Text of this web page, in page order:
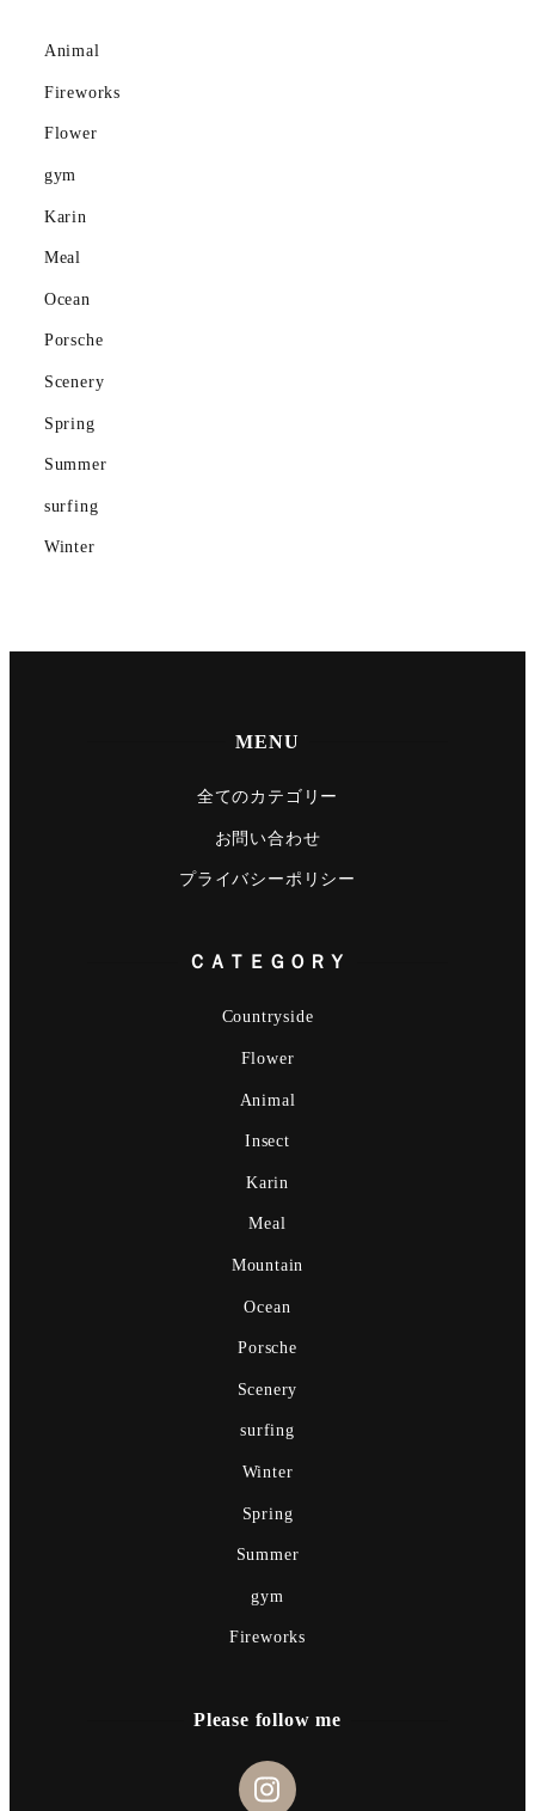
Animal
Fireworks
Flower
gym
Karin
Meal
Ocean
Porsche
Scenery
Spring
Summer
surfing
Winter
MENU
全てのカテゴリー
お問い合わせ
プライバシーポリシー
ＣＡＴＥＧＯＲＹ
Countryside
Flower
Animal
Insect
Karin
Meal
Mountain
Ocean
Porsche
Scenery
surfing
Winter
Spring
Summer
gym
Fireworks
Please follow me